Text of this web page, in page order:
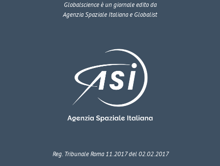
Globalscienceè un giornale edito da
Agenzia Spaziale Italiana e Globalist
Reg. Tribunale Roma 11.2017 del 02.02.2017